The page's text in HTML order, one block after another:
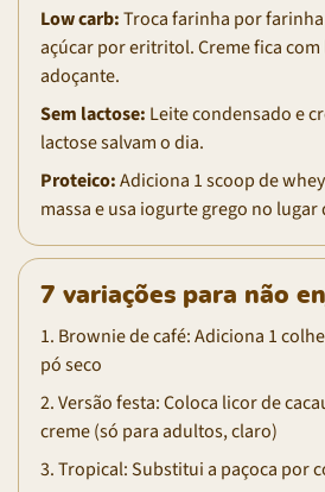
Low carb:Troca farinha por
açúcar por eritritol. Creme fica com
adoçante.
Sem lactose: Leite condensado e
lactose salvam o dia.
Proteico:Adiciona 1 scoop de
massa e usa iogurte grego no lugar
7 variações para não
1. Brownie de café: Adiciona 1
pó seco
2. Versão festa: Coloca licor de
creme (só para adultos, claro)
3. Tropical: Substitui a paçoca por